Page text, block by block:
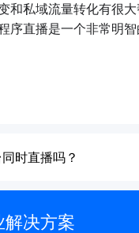
和私域流量转化有很
序直播是一个非常明智
时直播吗？
决方案